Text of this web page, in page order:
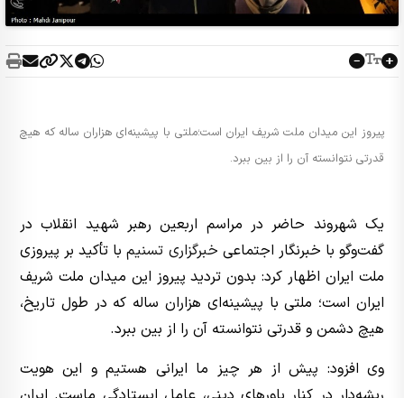
پیروز این میدان ملت شریف ایران است؛ملتی با پیشینه‌ای هزاران ساله که هیچ
قدرتی نتوانسته آن را از بین ببرد.
یک شهروند حاضر در مراسم اربعین رهبر شهید انقلاب در
گفت‌وگو با خبرنگار اجتماعی خبرگزاری تسنیمبا تأکید بر پیروزی
ملت ایران اظهار کرد: بدون تردید پیروز این میدان ملت شریف
ایران است؛ ملتی با پیشینه‌ای هزاران ساله که در طول تاریخ،
هیچ دشمن و قدرتی نتوانسته آن را از بین ببرد.
وی افزود: پیش از هر چیز ما ایرانی هستیم و این هویت